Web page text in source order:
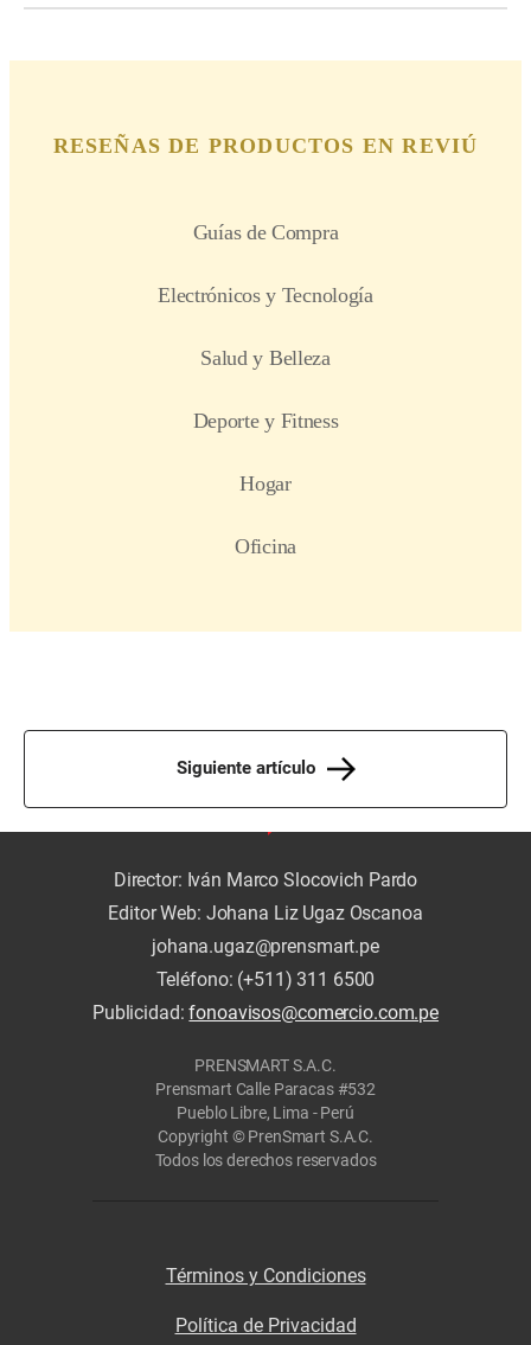
Siguiente artículo
Director: Iván Marco Slocovich Pardo
Editor Web: Johana Liz Ugaz Oscanoa
johana.ugaz@prensmart.pe
Teléfono: (+511) 311 6500
Publicidad:fonoavisos@comercio.com.pe
PRENSMART S.A.C.
Prensmart Calle Paracas #532
Pueblo Libre, Lima - Perú
Copyright © PrenSmart S.A.C.
Todos los derechos reservados
Términos y Condiciones
Política de Privacidad